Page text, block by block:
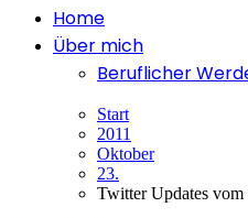
Home
Über mich
Beruflicher
Start
2011
Oktober
23.
Twitter Updates vom